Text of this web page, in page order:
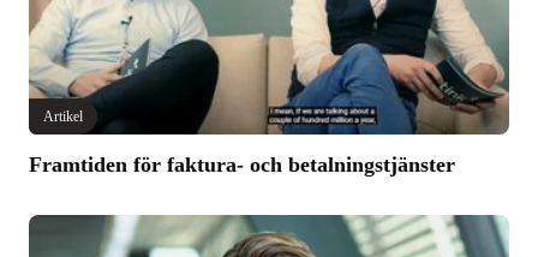
Artikel
Framtiden för faktura- och betalningstjänster